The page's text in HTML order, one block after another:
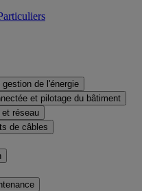
de l'énergie
et pilotage du bâtiment
réseau
de câbles